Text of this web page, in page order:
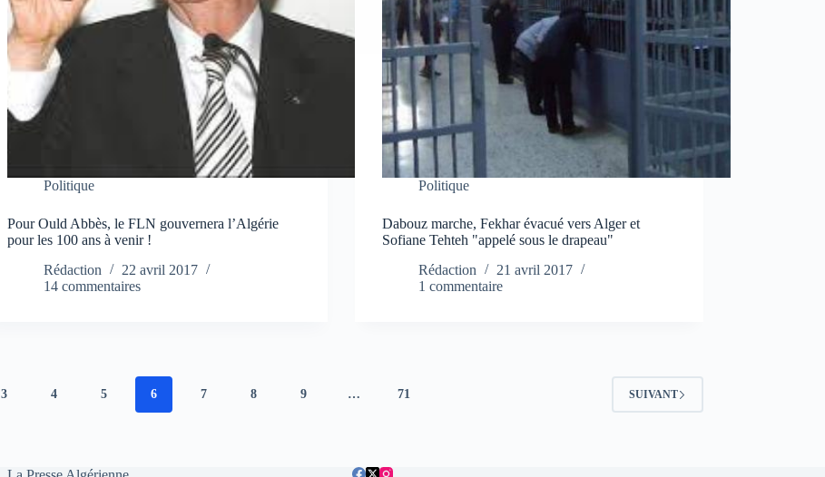
Politique
Pour Ould Abbès, le FLN gouvernera l’Algérie
pour les 100 ans à venir !
Rédaction
22 avril 2017
14 commentaires
Politique
Dabouz marche, Fekhar évacué vers Alger et
Sofiane Tehteh "appelé sous le drapeau"
Rédaction
21 avril 2017
1 commentaire
3 4 5 6 7 8 9 … 71 SUIVANT